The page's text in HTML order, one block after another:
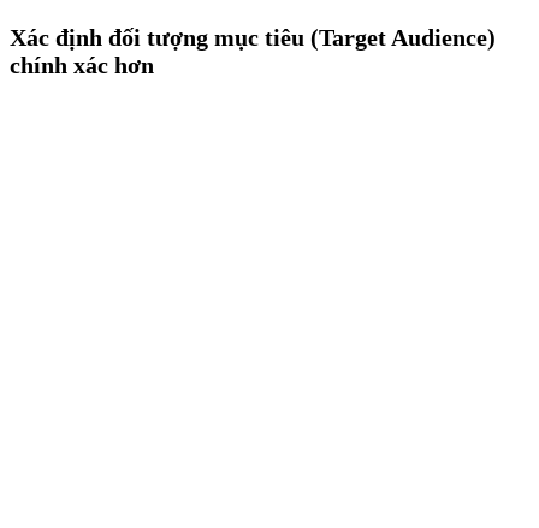
Xác định đối tượng mục tiêu (Target Audience)
chính xác hơn